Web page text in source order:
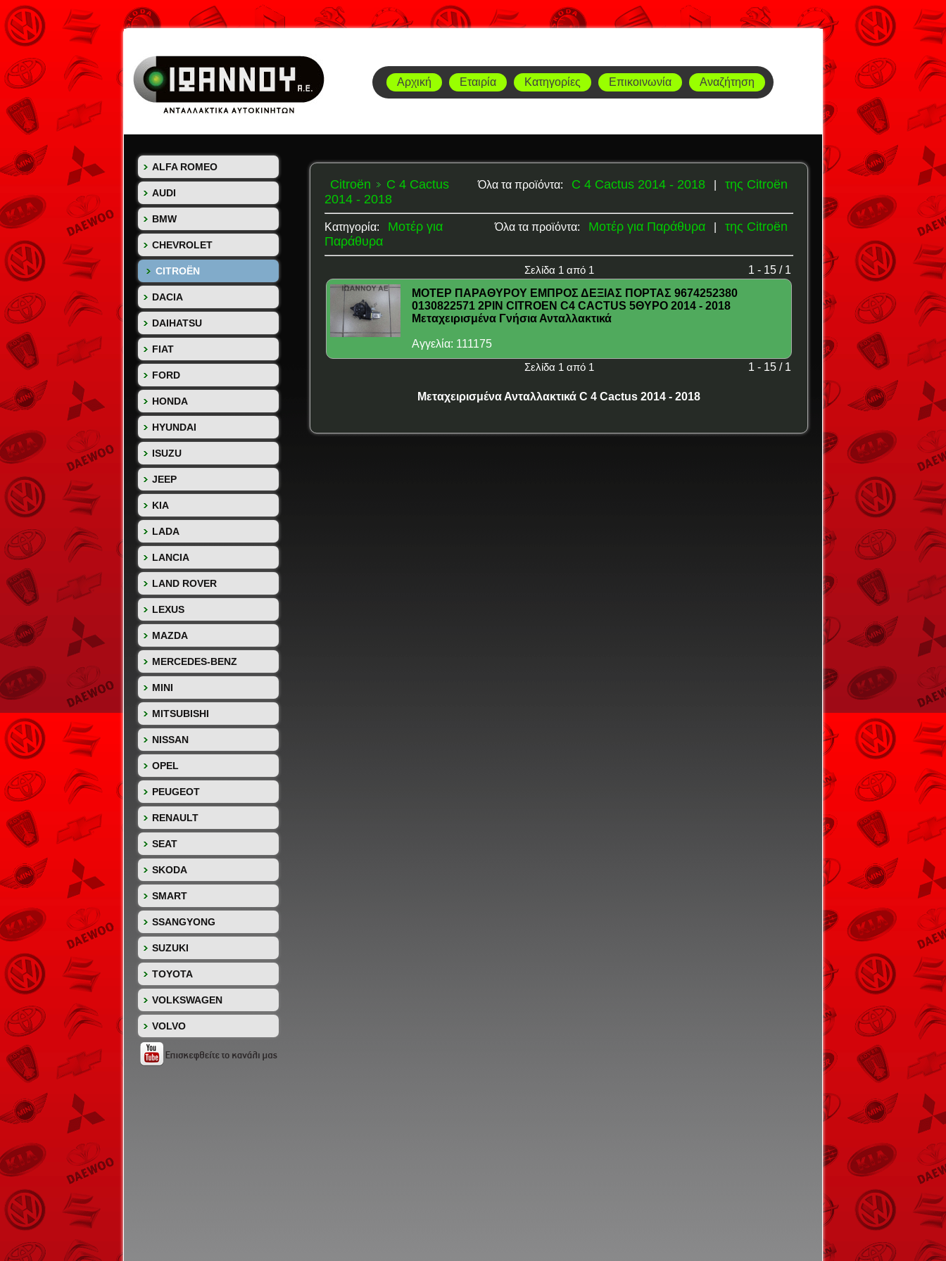
Αρχική Εταιρία Κατηγορίες Επικοινωνία Αναζήτηση
ALFA ROMEO
AUDI
BMW
CHEVROLET
CITROËN
DACIA
DAIHATSU
FIAT
FORD
HONDA
HYUNDAI
ISUZU
JEEP
KIA
LADA
LANCIA
LAND ROVER
LEXUS
MAZDA
MERCEDES-BENZ
MINI
MITSUBISHI
NISSAN
OPEL
PEUGEOT
RENAULT
SEAT
SKODA
SMART
SSANGYONG
SUZUKI
TOYOTA
VOLKSWAGEN
VOLVO
Όλα τα προϊόντα: C 4 Cactus 2014 - 2018 της Citroën
Citroën
C 4 Cactus
2014 - 2018
Όλα τα προϊόντα: Μοτέρ για Παράθυρα της Citroën
Κατηγορία:
Μοτέρ για
Παράθυρα
Σελίδα 1 από 1
1 - 15 / 1
ΜΟΤΕΡ ΠΑΡΑΘΥΡΟΥ ΕΜΠΡΟΣ ΔΕΞΙΑΣ ΠΟΡΤΑΣ 9674252380
0130822571 2PIN CITROEN C4 CACTUS 5ΘΥΡΟ 2014 - 2018
Μεταχειρισμένα Γνήσια Ανταλλακτικά
Αγγελία: 111175
Σελίδα 1 από 1
1 - 15 / 1
Μεταχειρισμένα Ανταλλακτικά C 4 Cactus 2014 - 2018